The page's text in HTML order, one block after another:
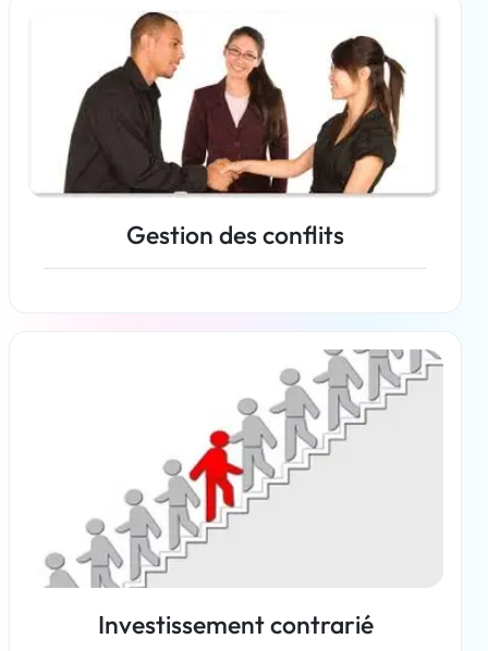
Gestion des conflits
Investissement contrarié